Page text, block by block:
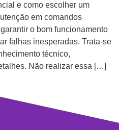
e como escolher um
em comandos
o bom funcionamento
falhas inesperadas. Trata-se
técnico,
Não realizar essa […]